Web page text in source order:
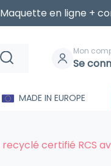
Maquette en ligne +
Mon
Se
MADE IN EUROPE
certifié RCS